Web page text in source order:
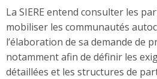
La SIERE entend consulter les
mobiliser les communautés
l’élaboration de sa demande de
notamment afin de définir les
détaillées et les structures de